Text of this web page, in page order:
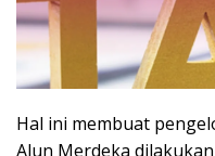
Hal ini membuat
Alun Merdeka